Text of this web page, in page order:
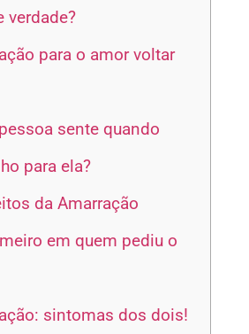
verdade?
para o amor voltar
sente quando
para ela?
da Amarração
em quem pediu o
sintomas dos dois!